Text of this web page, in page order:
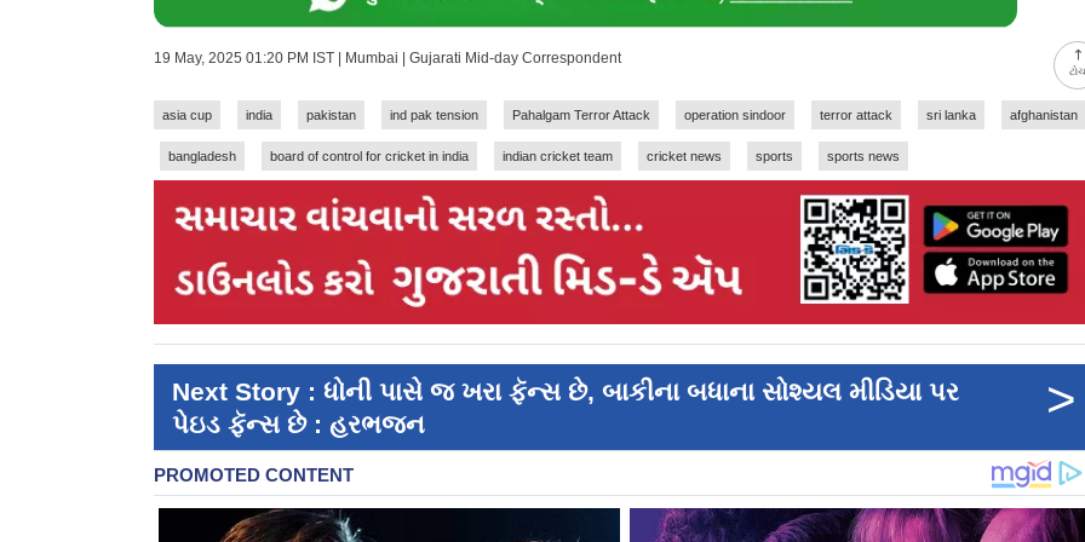
19 May, 2025 01:20 PM IST | Mumbai | Gujarati Mid-day Correspondent
asia cup india pakistan ind pak tension Pahalgam Terror Attack operation sindoor terror attack sri lanka afghanistan
bangladesh board of control for cricket in india indian cricket team cricket news sports sports news
Next Story : ધોની પાસે જ ખરા ફૅન્સ છે, બાકીના બધાના સોશ્યલ મીડિયા પર
પેઇડ ફૅન્સ છે : હરભજન
>